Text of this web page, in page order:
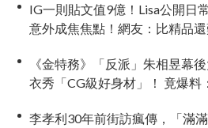
IG一則貼文值9億！Lisa公開日
意外成焦焦點！網友：比精品
《金特務》「反派」朱相昱幕
衣秀「CG級好身材」！ 竟爆料
李孝利30年前街訪瘋傳，「滿